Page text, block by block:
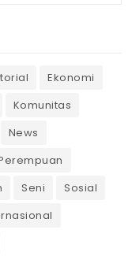
Ekonomi
Komunitas
News
Seni
Sosial